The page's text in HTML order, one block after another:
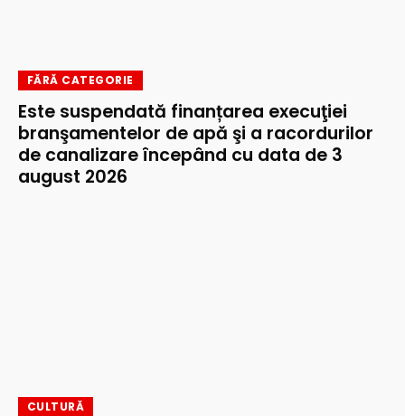
FĂRĂ CATEGORIE
Este suspendată finanțarea execuţiei
branşamentelor de apă şi a racordurilor
de canalizare începând cu data de 3
august 2026
CULTURĂ